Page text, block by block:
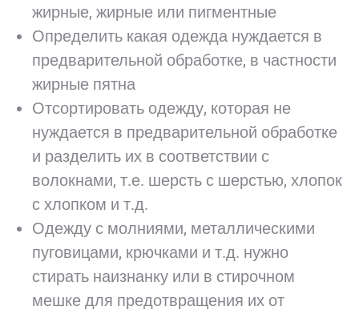
жирные, жирные или пигментные
Определить какая одежда нуждается в
предварительной обработке, в частности
жирные пятна
Отсортировать одежду, которая не
нуждается в предварительной обработке
и разделить их в соответствии с
волокнами, т.е. шерсть с шерстью, хлопок
с хлопком и т.д.
Одежду с молниями, металлическими
пуговицами, крючками и т.д. нужно
стирать наизнанку или в стирочном
мешке для предотвращения их от